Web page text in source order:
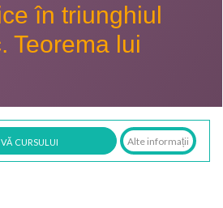
în triunghiul
Teorema lui
cursului Alte informații